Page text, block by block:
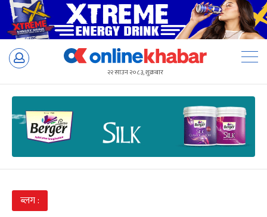
Skip
२२ साउन २०८३, शुक्रबार
ब्लग :